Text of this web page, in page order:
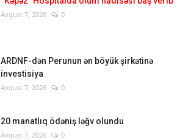
Avqust 7, 2026 0
ARDNF-dən Perunun ən böyük şirkətinə
investisiya
Avqust 7, 2026 0
20 manatlıq ödəniş ləğv olundu
Avqust 7, 2026 0